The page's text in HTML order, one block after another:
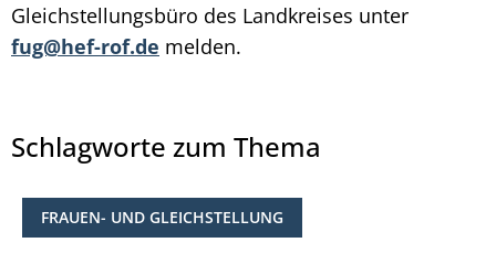
Gleichstellungsbüro des Landkreises unter
fug@hef-rof.de melden.
Schlagworte zum Thema
FRAUEN- UND GLEICHSTELLUNG